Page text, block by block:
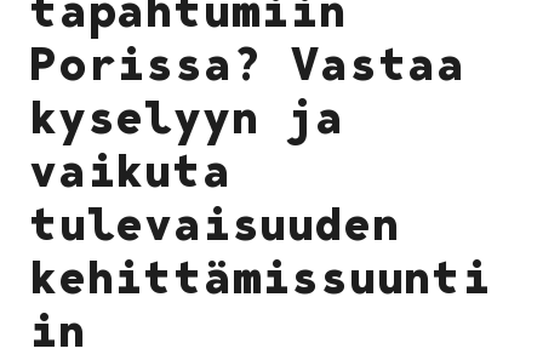
Porissa? Vastaa
kyselyyn ja
vaikuta
tulevaisuuden
kehittämissuunti
in